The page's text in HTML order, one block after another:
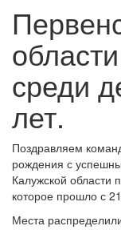
среди
лет.
Поздравляем
рождения с
Калужской области
которое прошло с
Места